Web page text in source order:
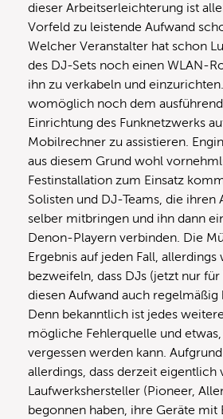
dieser Arbeitserleichterung ist
Vorfeld zu leistende Aufwand
Welcher Veranstalter hat schon
des DJ-Sets noch einen WLAN-
ihn zu verkabeln und
womöglich noch dem
Einrichtung des Funknetzwerks
Mobilrechner zu assistieren.
aus diesem Grund wohl
Festinstallation zum Einsatz
Solisten und DJ-Teams, die ihren
selber mitbringen und ihn dann
Denon-Playern verbinden. Die
Ergebnis auf jeden Fall, allerdings
bezweifeln, dass DJs (jetzt nur für
diesen Aufwand auch
Denn bekanntlich ist jedes
mögliche Fehlerquelle und
vergessen werden kann.
allerdings, dass derzeit eigentlich
Laufwerkshersteller (Pioneer,
begonnen haben, ihre Geräte mit